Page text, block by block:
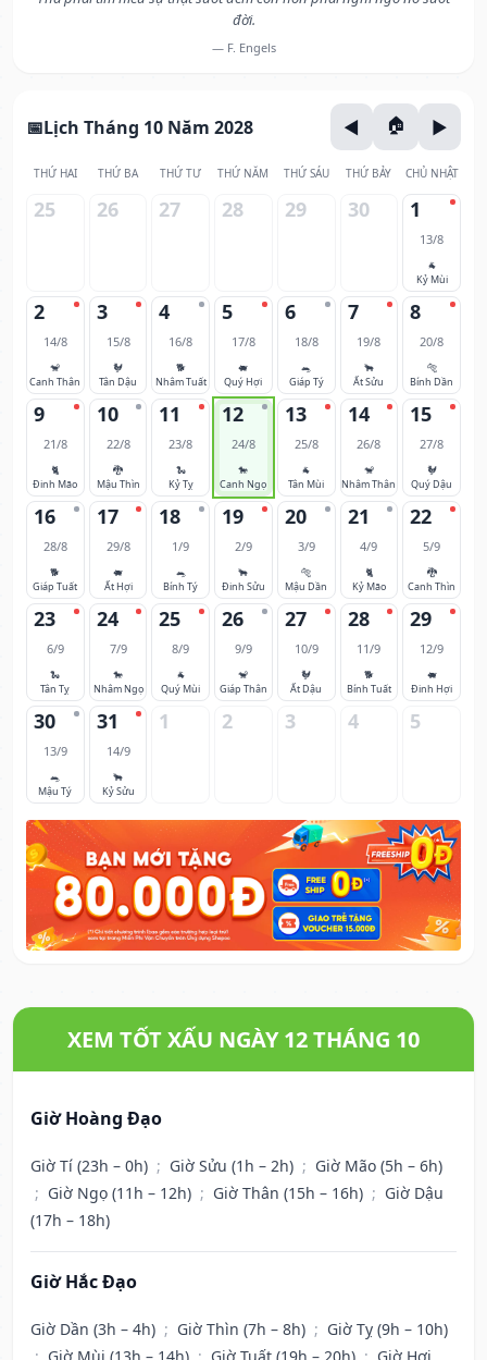
đời.
— F. Engels
Lịch Tháng 10 Năm 2028
THỨ HAI THỨ BA THỨ TƯ THỨ NĂM THỨ SÁU THỨ BẢY CHỦ NHẬT
25 26 27 28 29 30 1
13/8
🐐
Kỷ Mùi
2
14/8
🐒
Canh Thân
3
15/8
🐓
Tân Dậu
4
16/8
🐕
Nhâm Tuất
5
17/8
🐖
Quý Hợi
6
18/8
🐀
Giáp Tý
7
19/8
🐂
Ất Sửu
8
20/8
🐅
Bính Dần
9
21/8
🐈
Đinh Mão
10
22/8
🐉
Mậu Thìn
11
23/8
🐍
Kỷ Tỵ
12
24/8
🐎
Canh Ngọ
13
25/8
🐐
Tân Mùi
14
26/8
🐒
Nhâm Thân
15
27/8
🐓
Quý Dậu
16
28/8
🐕
Giáp Tuất
17
29/8
🐖
Ất Hợi
18
1/9
🐀
Bính Tý
19
2/9
🐂
Đinh Sửu
20
3/9
🐅
Mậu Dần
21
4/9
🐈
Kỷ Mão
22
5/9
🐉
Canh Thìn
23
6/9
🐍
Tân Tỵ
24
7/9
🐎
Nhâm Ngọ
25
8/9
🐐
Quý Mùi
26
9/9
🐒
Giáp Thân
27
10/9
🐓
Ất Dậu
28
11/9
🐕
Bính Tuất
29
12/9
🐖
Đinh Hợi
30
13/9
🐀
Mậu Tý
31
14/9
🐂
Kỷ Sửu
1 2 3 4 5
XEM TỐT XẤU NGÀY 12 THÁNG 10
Giờ Hoàng Đạo
Giờ Tí (23h – 0h) ; Giờ Sửu (1h – 2h) ; Giờ Mão (5h – 6h)
; Giờ Ngọ (11h – 12h) ; Giờ Thân (15h – 16h) ; Giờ Dậu
(17h – 18h)
Giờ Hắc Đạo
Giờ Dần (3h – 4h) ; Giờ Thìn (7h – 8h) ; Giờ Tỵ (9h – 10h)